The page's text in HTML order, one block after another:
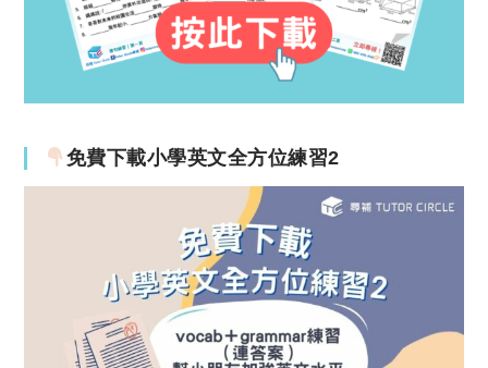
免費下載小學英文全方位練習2